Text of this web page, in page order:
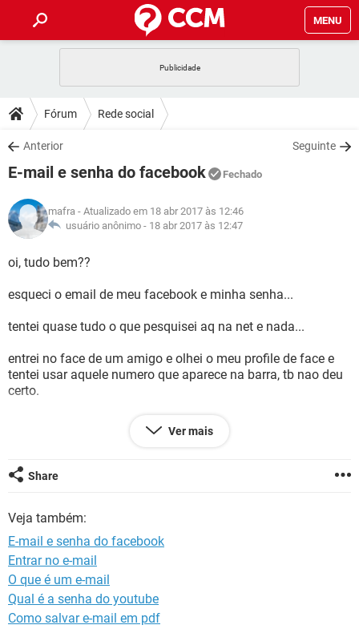
MENU
CELULAR
OUTLOOK
INSTAGRAM GMAIL
GUIA DE COMPRAS
DICAS
JOGOS
INSTAGRAM GMAIL
GUIA DE COMPRAS
DOWNLOADS
JOGOS WHATSAPP
CELULAR
OUTLOOK EXCEL
INSTAGRAM
JOGOS WHATSAPP
CELULAR
OUTLOOK
INSTAGRAM GMAIL
GUIA DE COMPRAS
GLOSSÁRIO
JOGOS
INSTAGRAM GMAIL
GUIA DE COMPRAS
Fórum Rede social
Anterior Seguinte
E-mail e senha do facebook Fechado
mafra - Atualizado em 18 abr 2017 às 12:46
usuário anônimo - 18 abr 2017 às 12:47
oi, tudo bem??
esqueci o email de meu facebook e minha senha...
tentei quase tudo o que pesquisei aq na net e nada...
entrei no face de um amigo e olhei o meu profile de face e
tentei usar aquele numero que aparece na barra, tb nao deu
certo.
tem como eu recuperar??
Ver mais
Share
Veja também:
E-mail e senha do facebook
Entrar no e-mail
O que é um e-mail
Qual é a senha do youtube
Como salvar e-mail em pdf